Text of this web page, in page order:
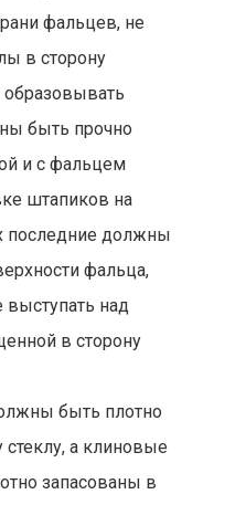
фальцев, не
в сторону
быть прочно
и с фальцем
штапиков на
последние должны
фальца,
выступать над
в сторону
быть плотно
а клиновые
запасованы в